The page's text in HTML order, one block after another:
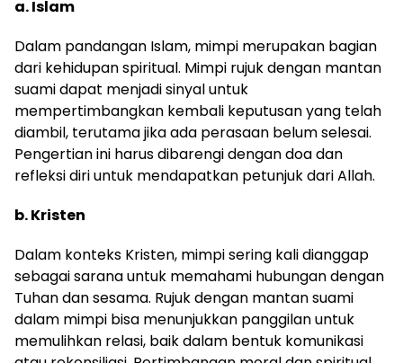
a. Islam
Dalam pandangan Islam, mimpi merupakan bagian
dari kehidupan spiritual. Mimpi rujuk dengan mantan
suami dapat menjadi sinyal untuk
mempertimbangkan kembali keputusan yang telah
diambil, terutama jika ada perasaan belum selesai.
Pengertian ini harus dibarengi dengan doa dan
refleksi diri untuk mendapatkan petunjuk dari Allah.
b. Kristen
Dalam konteks Kristen, mimpi sering kali dianggap
sebagai sarana untuk memahami hubungan dengan
Tuhan dan sesama. Rujuk dengan mantan suami
dalam mimpi bisa menunjukkan panggilan untuk
memulihkan relasi, baik dalam bentuk komunikasi